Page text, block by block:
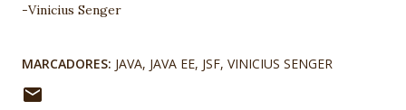
-Vinicius Senger
MARCADORES: JAVA JAVA EE JSF VINICIUS SENGER